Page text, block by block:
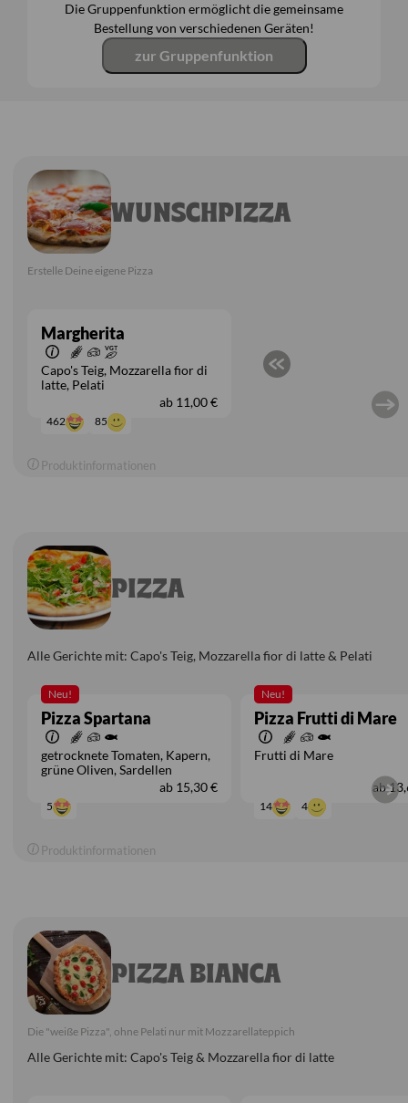
Die Gruppenfunktion ermöglicht die gemeinsame
Bestellung von verschiedenen Geräten!
zur Gruppenfunktion
WUNSCHPIZZA
Erstelle Deine eigene Pizza
Margherita
Capo's Teig Mozzarella fior di
latte Pelati
ab 11,00 €
462 85
Produktinformationen
PIZZA
Alle Gerichte mit: Capo's Teig, Mozzarella fior di latte & Pelati
Neu!
Pizza Spartana
getrocknete Tomaten Kapern
grüne Oliven Sardellen
ab 15,30 €
5
Neu!
Pizza Frutti di Mare
Frutti di Mare
ab
14 4
Produktinformationen
PIZZA BIANCA
Die "weiße Pizza", ohne Pelati nur mit Mozzarellateppich
Alle Gerichte mit: Capo's Teig & Mozzarella fior di latte